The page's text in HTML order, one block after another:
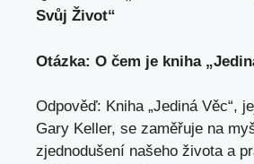
Svůj Život“
Otázka: O čem je kniha
Odpověď: Kniha „Jediná Věc“,
Gary Keller, se zaměřuje na
zjednodušení našeho života a